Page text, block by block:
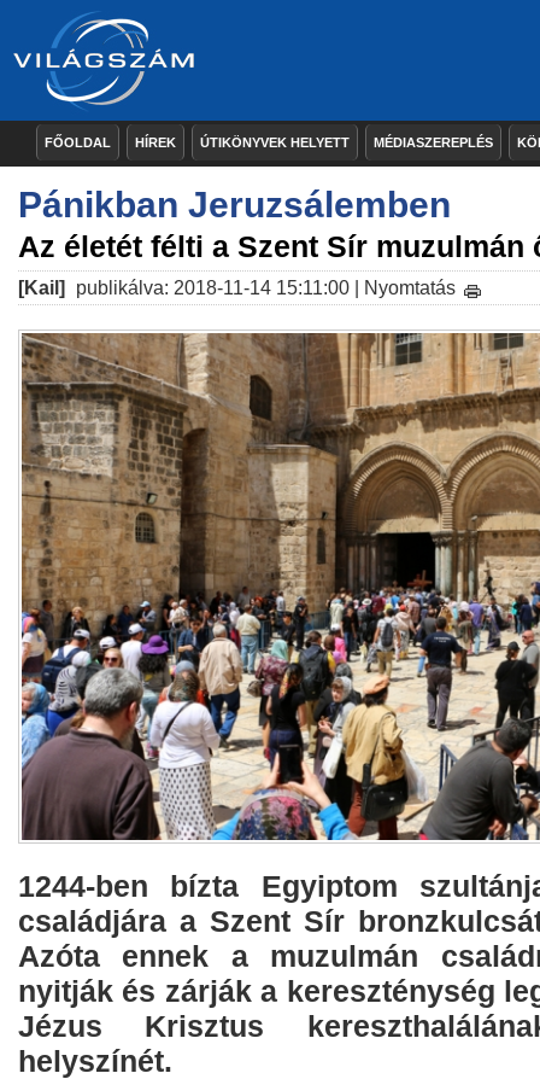
FŐOLDAL HÍREK ÚTIKÖNYVEK HELYETT MÉDIASZEREPLÉS
Pánikban Jeruzsálemben
Az életét félti a Szent Sír muzulmán
[Kail] publikálva: 2018-11-14 15:11:00 | Nyomtatás
1244-ben bízta Egyiptom
családjára a Szent Sír
Azóta ennek a muzulmán
nyitják és zárják a kereszténység
Jézus Krisztus
helyszínét.